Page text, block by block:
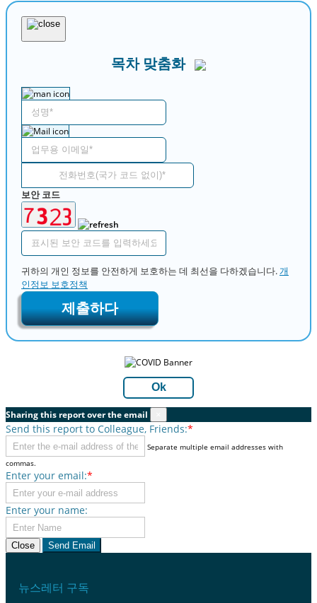
목차 맞춤화
보안 코드
귀하의 개인 정보를 안전하게 보호하는 데 최선을 다하겠습니다.개
인정보 보호정책
제출하다
Ok
Sharing this report over the email
Send this report to Colleague, Friends:*
Separate multiple email addresses with
commas.
Enter your email:*
Enter your name:
Close Send Email
뉴스레터 구독